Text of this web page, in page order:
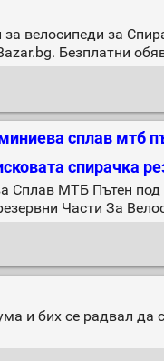
велосипеди за
Безплатни
сплав мтб
спирачка
Сплав МТБ Пътен
Части За
и бих се радвал да